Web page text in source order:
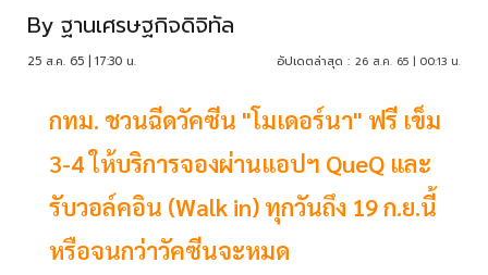
By ฐานเศรษฐกิจดิจิทัล
25 ส.ค. 65 | 17:30 น. อัปเดตล่าสุด : 26 ส.ค. 65 | 00:13 น.
กทม. ชวนฉีดวัคซีน "โมเดอร์นา" ฟรี เข็ม
3-4 ให้บริการจองผ่านแอปฯ QueQ และ
รับวอล์คอิน (Walk in) ทุกวันถึง 19 ก.ย.นี้
หรือจนกว่าวัคซีนจะหมด